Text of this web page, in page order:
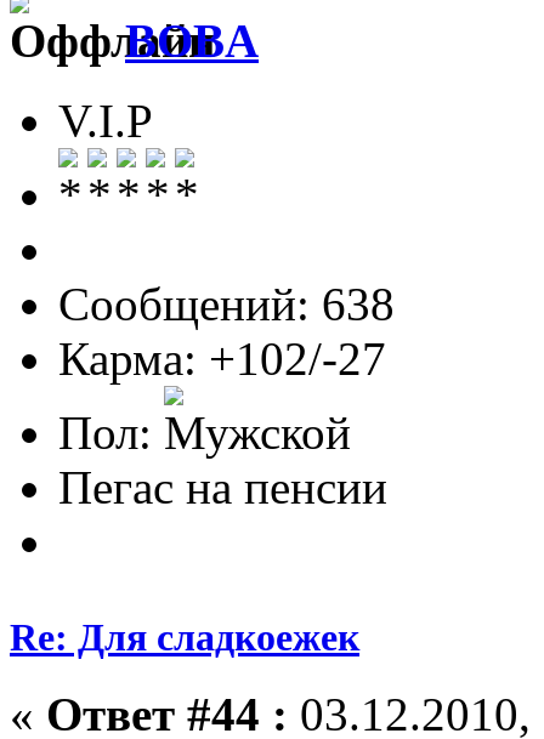
BOBA
V.I.P
Сообщений: 638
Карма: +102/-27
Пол:
Пегас на пенсии
Re: Для сладкоежек
« Ответ #44 :